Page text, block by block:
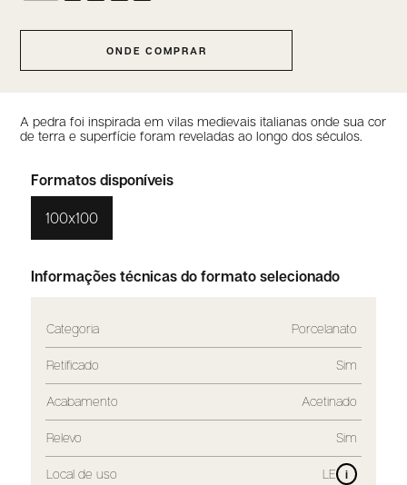
ONDE COMPRAR
A pedra foi inspirada em vilas medievais italianas onde sua cor
de terra e superfície foram reveladas ao longo dos séculos.
Formatos disponíveis
100x100
Informações técnicas do formato selecionado
Categoria Porcelanato
Retificado Sim
Acabamento Acetinado
Relevo Sim
Local de uso LE i